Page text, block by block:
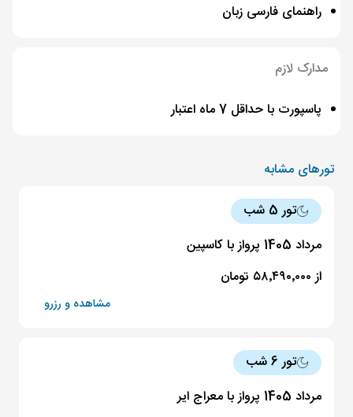
راهنمای فارسی زبان
مدارک لازم
پاسپورت با حداقل 7 ماه اعتبار
تورهای مشابه
تور 5 شب
مرداد 1405 پرواز با کاسپین
از ۵۸٬۴۹۰٬۰۰۰ تومان
مشاهده و رزرو
تور 6 شب
مرداد 1405 پرواز با معراج ایر